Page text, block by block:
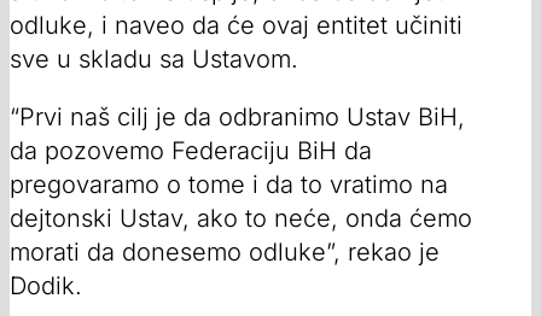
odluke, i naveo da će ovaj entitet učiniti
sve u skladu sa Ustavom.
“Prvi naš cilj je da odbranimo Ustav BiH,
da pozovemo Federaciju BiH da
pregovaramo o tome i da to vratimo na
dejtonski Ustav, ako to neće, onda ćemo
morati da donesemo odluke”, rekao je
Dodik.